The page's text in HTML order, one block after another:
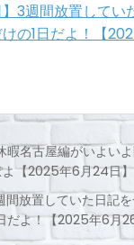
】3週間放置してい
の1日だよ！【
暇名古屋編がいよい
よ【2025年6月24日
放置していた日記
だよ！【2025年6月